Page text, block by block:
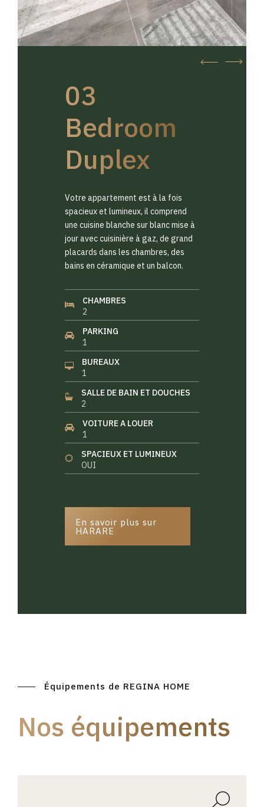
03
Bedroom
Duplex
Votre appartement est à la fois
spacieux et lumineux, il comprend
une cuisine blanche sur blanc mise à
jour avec cuisinière à gaz, de grand
placards dans les chambres, des
bains en céramique et un balcon.
CHAMBRES
2
PARKING
1
BUREAUX
1
SALLE DE BAIN ET DOUCHES
2
VOITURE A LOUER
1
SPACIEUX ET LUMINEUX
OUI
En savoir plus sur
HARARE
Équipements de REGINA HOME
Nos équipements